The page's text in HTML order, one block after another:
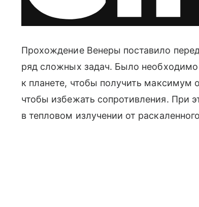
Прохождение Венеры поставило
ряд сложных задач. Было необходимо
к планете, чтобы получить максимум
чтобы избежать сопротивления. При
в тепловом излучении от